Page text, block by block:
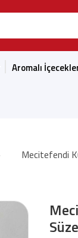
Aromalı
Mecitefendi